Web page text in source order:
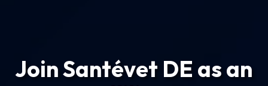
Join Santévet DE as an